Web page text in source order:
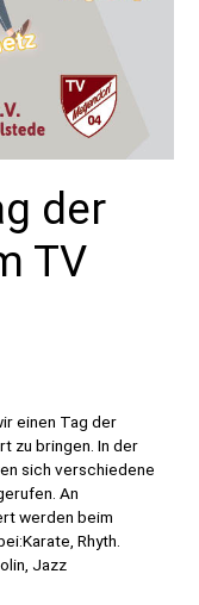
der
TV
einen Tag der
zu bringen. In der
sich verschiedene
An
werden beim
Rhyth.
Jazz